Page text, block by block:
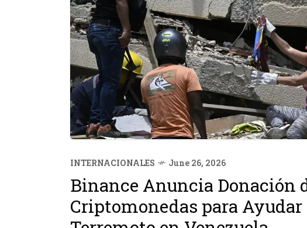
INTERNACIONALES June 26, 2026
Binance Anuncia Donación
Criptomonedas para